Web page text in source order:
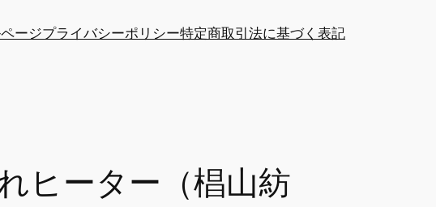
ージプライバシーポリシー特定商取引法に基づく表記
ヒーター（椙山紡